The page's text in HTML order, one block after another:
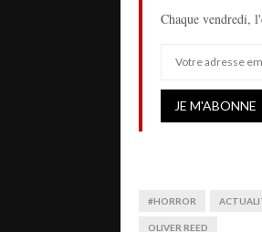
Chaque vendredi,
#HORROR
OLIVER REED